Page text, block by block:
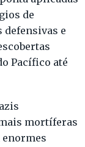
de
e
Pacífico até
mortíferas